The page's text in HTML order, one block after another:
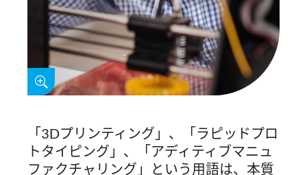
「3Dプリンティング」、「ラピッドプロ
トタイピング」、「アディティブマニュ
ファクチャリング」という用語は、本質